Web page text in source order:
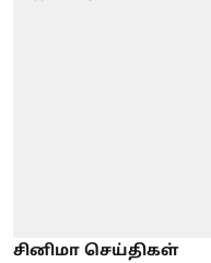
சினிமா செய்திகள்